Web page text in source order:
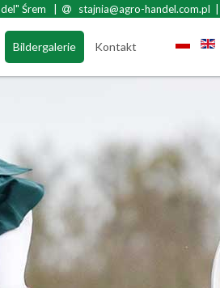
Śrem stajnia@agro-handel.com.pl |
Bildergalerie Kontakt